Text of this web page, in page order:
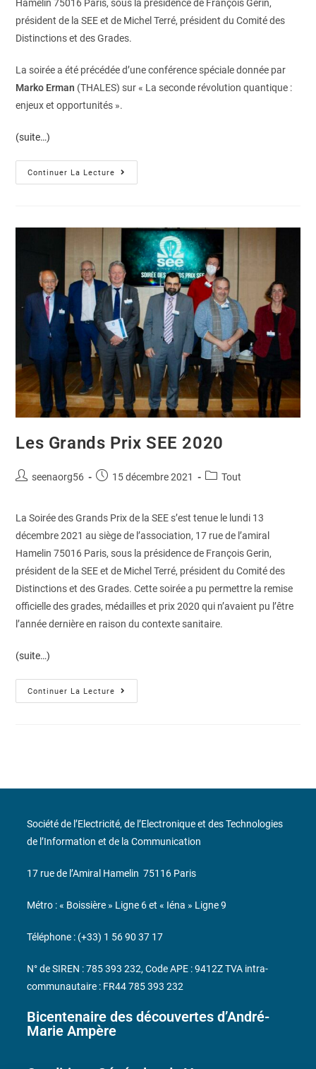
Hamelin 75016 Paris, sous la présidence de François Gerin,
président de la SEE et de Michel Terré, président du Comité des
Distinctions et des Grades.
La soirée a été précédée d’une conférence spéciale donnée par
Marko Erman (THALES) sur « La seconde révolution quantique :
enjeux et opportunités ».
(suite…)
Continuer La Lecture
Les Grands Prix SEE 2020
seenaorg56 15 décembre 2021 Tout
La Soirée des Grands Prix de la SEE s’est tenue le lundi 13
décembre 2021 au siège de l’association, 17 rue de l’amiral
Hamelin 75016 Paris, sous la présidence de François Gerin,
président de la SEE et de Michel Terré, président du Comité des
Distinctions et des Grades. Cette soirée a pu permettre la remise
officielle des grades, médailles et prix 2020 qui n’avaient pu l’être
l’année dernière en raison du contexte sanitaire.
(suite…)
Continuer La Lecture
Bicentenaire des découvertes d’André-
Marie Ampère
Société de l’Electricité, de l’Electronique et des Technologies
de l’Information et de la Communication
17 rue de l’Amiral Hamelin 75116 Paris
Métro : « Boissière » Ligne 6 et « Iéna » Ligne 9
Téléphone : (+33) 1 56 90 37 17
N° de SIREN : 785 393 232, Code APE : 9412Z TVA intra-
communautaire : FR44 785 393 232